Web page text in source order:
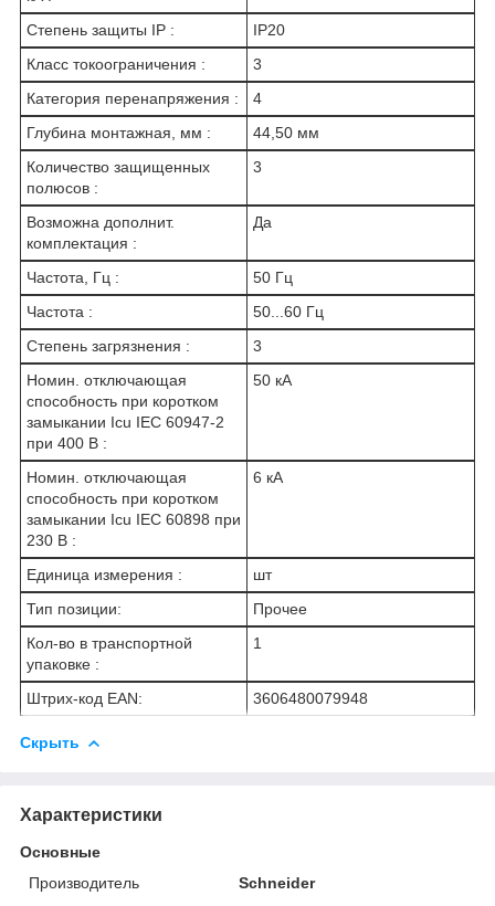
Степень защиты IP :
IP20
Класс токоограничения :
3
Категория перенапряжения :
4
Глубина монтажная, мм :
44,50 мм
Количество защищенных
полюсов :
3
Возможна дополнит.
комплектация :
Да
Частота, Гц :
50 Гц
Частота :
50...60 Гц
Степень загрязнения :
3
Номин. отключающая
способность при коротком
замыкании Icu IEC 60947-2
при 400 В :
50 кА
Номин. отключающая
способность при коротком
замыкании Icu IEC 60898 при
230 В :
6 кА
Единица измерения :
шт
Тип позиции:
Прочее
Кол-во в транспортной
упаковке :
1
Штрих-код EAN: 3606480079948
Скрыть
Характеристики
Основные
Производитель
Schneider